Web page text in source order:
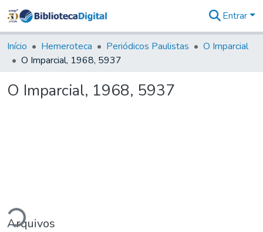
&
Coleções
Tudo na
Digital
Entrar
Início Hemeroteca Periódicos Paulistas
O Imparcial
O Imparcial, 1968, 5937
O Imparcial, 1968, 5937
Arquivos